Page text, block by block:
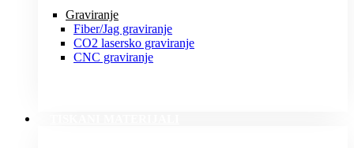
Graviranje
Fiber/Jag graviranje
CO2 lasersko graviranje
CNC graviranje